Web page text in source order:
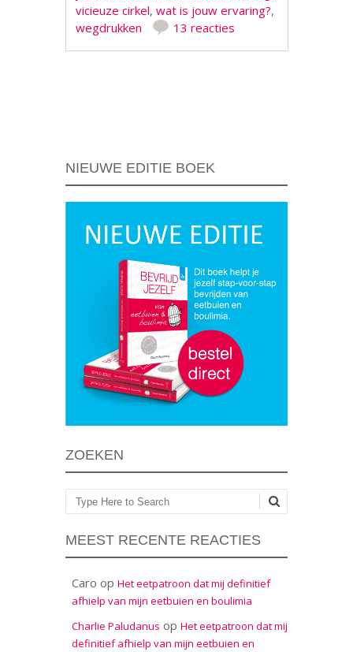
vicieuze cirkel,wat is jouw ervaring?,
wegdrukken
13 reacties
NIEUWE EDITIE BOEK
ZOEKEN
Zoeken
MEEST RECENTE REACTIES
Caro op Het eetpatroon dat mij definitief
afhielp van mijn eetbuien en boulimia
Charlie Paludanus op Het eetpatroon dat mij
definitief afhielp van mijn eetbuien en